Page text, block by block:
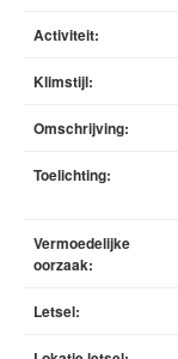
Activiteit:
Klimstijl:
Omschrijving:
Toelichting:
Vermoedelijke
oorzaak:
Letsel: